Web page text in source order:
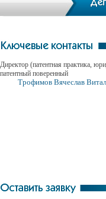
Директор (патентная практика,
патентный поверенный
Трофимов Вячеслав